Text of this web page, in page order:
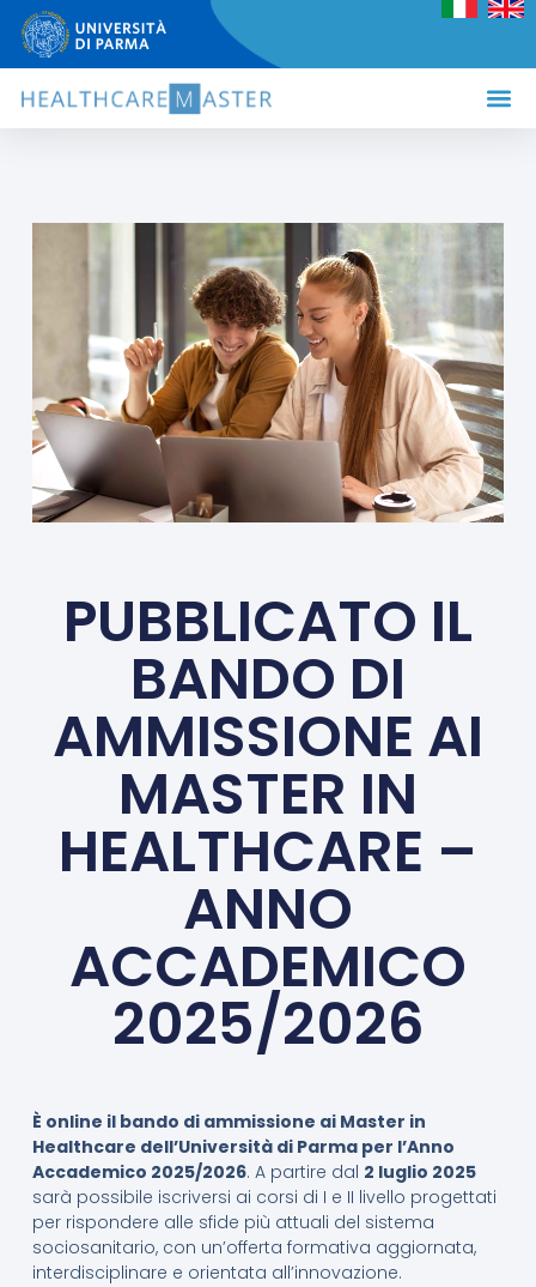
PUBBLICATO IL
BANDO DI
AMMISSIONE AI
MASTER IN
HEALTHCARE –
ANNO
ACCADEMICO
2025/2026
È online il bando di ammissione ai Master in
Healthcare dell’Università di Parma per l’Anno
Accademico 2025/2026. A partire dal 2 luglio 2025
sarà possibile iscriversi ai corsi di I e II livello progettati
per rispondere alle sfide più attuali del sistema
sociosanitario, con un’offerta formativa aggiornata,
interdisciplinare e orientata all’innovazione.